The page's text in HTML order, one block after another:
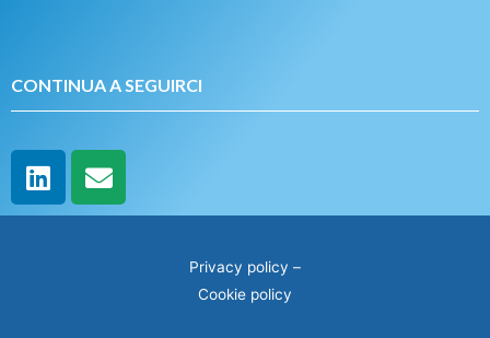
CONTINUA A SEGUIRCI
Privacy policy –
Cookie policy